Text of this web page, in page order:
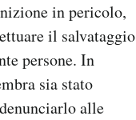
in pericolo,
il salvataggio
persone. In
sia stato
alle